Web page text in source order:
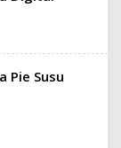
Pie Susu